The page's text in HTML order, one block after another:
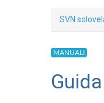
SVN
MANUALI